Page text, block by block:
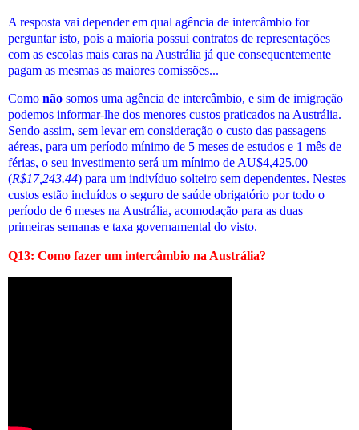
A resposta vai depender em qual agência de intercâmbio for
perguntar isto, pois a maioria possui contratos de representações
com as escolas mais caras na Austrália já que consequentemente
pagam as mesmas as maiores comissões...
Como não somos uma agência de intercâmbio, e sim de imigração
podemos informar-lhe dos menores custos praticados na Austrália.
Sendo assim, sem levar em consideração o custo das passagens
aéreas, para um período mínimo de 5 meses de estudos e 1 mês de
férias, o seu investimento será um mínimo de AU$4,425.00
(R$17,243.44) para um indivíduo solteiro sem dependentes. Nestes
custos estão incluídos o seguro de saúde obrigatório por todo o
período de 6 meses na Austrália, acomodação para as duas
primeiras semanas e taxa governamental do visto.
Q13: Como fazer um intercâmbio na Austrália?